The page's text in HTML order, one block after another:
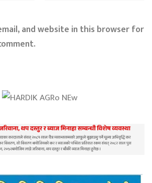
and website in this browser for